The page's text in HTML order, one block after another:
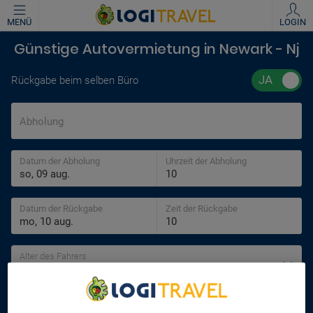
MENÜ LOGIN
Günstige Autovermietung in Newark - Nj
Rückgabe beim selben Büro
Abholung
Datum der Abholung Uhrzeit der Abholung
Datum der Rückgabe Zeit der Rückgabe
Alter des Fahrers